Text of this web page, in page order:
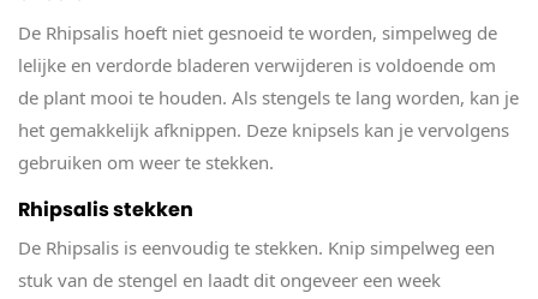
De Rhipsalis hoeft niet gesnoeid te worden, simpelweg de
lelijke en verdorde bladeren verwijderen is voldoende om
de plant mooi te houden. Als stengels te lang worden, kan je
het gemakkelijk afknippen. Deze knipsels kan je vervolgens
gebruiken om weer te stekken.
Rhipsalis stekken
De Rhipsalis is eenvoudig te stekken. Knip simpelweg een
stuk van de stengel en laadt dit ongeveer een week